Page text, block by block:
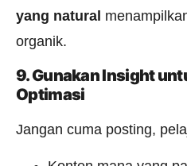
yang natural
organik.
9. Gunakan Insight
Optimasi
Jangan cuma posting,